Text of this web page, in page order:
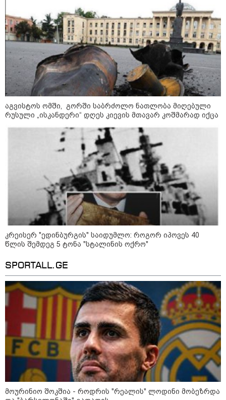
კატეგორიის ყველა სიახლე
„რიკოთის მსგავსი რთული
საინჟინრო ობიექტების მოვლა-
პატრონობა განსაკუთრებულ
პასუხისმგებლობას მოითხოვს“-
რატომ გახდა საჭირო გზების
მოვლა-პატრონობისთვის
სახელმწიფო კომპანიის შექმნა
„რუსთაველზე მდებარე
სასტუმროები 40-50%-იან
გაუქმებებს იღებენ, საკმაოდ დიდი
ზარალისკენ წავალთ - მეგონა,
ვიღაც მოიფიქრებდა და ბიზნესს
შეხვდებოდა“
„ფასები 2-3 წელში გაორმაგდება“
- ლოკაციები თბილისის
შემოგარენში, სადაც შესაძლოა,
მიწები გაძვირდეს
სამართალი
აგვისტოს ომში, გორში საბრძოლო ნათლობა მიღებული
რუსული „ისკანდერი“ დღეს კიევის მთავარ კოშმარად იქცა
კრეისერ "ედინბურგის" საიდუმლო: როგორ იპოვეს 40
წლის შემდეგ 5 ტონა "სტალინის ოქრო"
SPORTALL.GE
მოურინიო შოკშია - როდრის "რეალის" ლოდინი მობეზრდა